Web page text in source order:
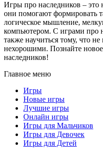
Игры про наследников – это
они помогают формировать
логическое мышление,
компьютером. С играми про
также научиться тому, что не
нехорошими. Познайте
наследников!
Главное меню
Игры
Новые игры
Лучшие игры
Онлайн игры
Игры для Мальчиков
Игры для Девочек
Игры для Детей